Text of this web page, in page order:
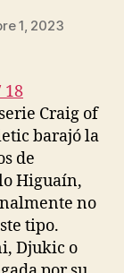
1, 2023
Craig of
barajó la
de
Higuaín,
no
tipo.
Djukic o